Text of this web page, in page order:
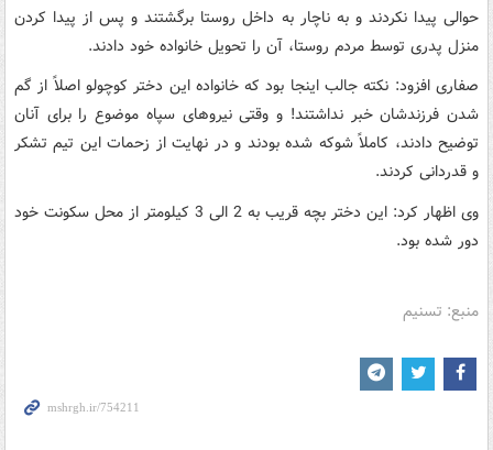
حوالی پیدا نکردند و به ناچار به داخل روستا برگشتند و پس از پیدا کردن
منزل پدری توسط مردم روستا، آن را تحویل خانواده خود دادند.
صفاری افزود: نکته جالب اینجا بود که خانواده این دختر کوچولو اصلاً از گم
شدن فرزندشان خبر نداشتند! و وقتی نیروهای سپاه موضوع را برای آنان
توضیح دادند، کاملاً شوکه شده بودند و در نهایت از زحمات این تیم تشکر
و قدردانی کردند.
وی اظهار کرد: این دختر بچه قریب به 2 الی 3 کیلومتر از محل سکونت خود
دور شده بود.
منبع: تسنیم